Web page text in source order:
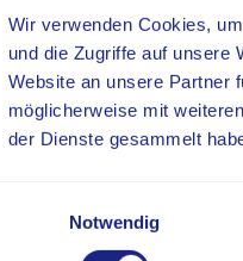
Wir verwenden Cookies,
und die Zugriffe auf unsere
Website an unsere Partner
möglicherweise mit
der Dienste gesammelt
Notwendig